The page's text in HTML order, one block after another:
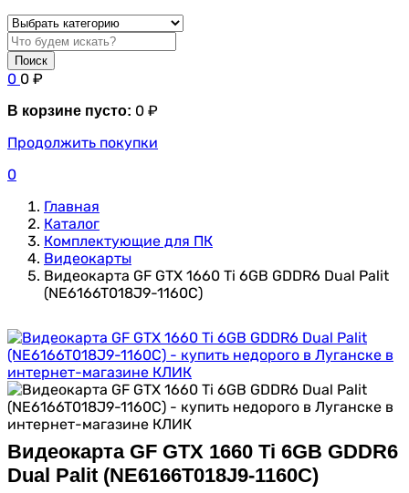
Поиск
0 0 ₽
В корзине пусто: 0 ₽
Продолжить покупки
0
Главная
Каталог
Комплектующие для ПК
Видеокарты
Видеокарта GF GTX 1660 Ti 6GB GDDR6 Dual Palit
(NE6166T018J9-1160C)
Видеокарта GF GTX 1660 Ti 6GB GDDR6
Dual Palit (NE6166T018J9-1160C)